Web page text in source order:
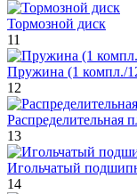
Тормозной диск
11
Пружина (1 компл./
12
Распределительная
13
Игольчатый
14